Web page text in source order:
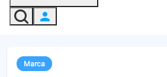
Marca